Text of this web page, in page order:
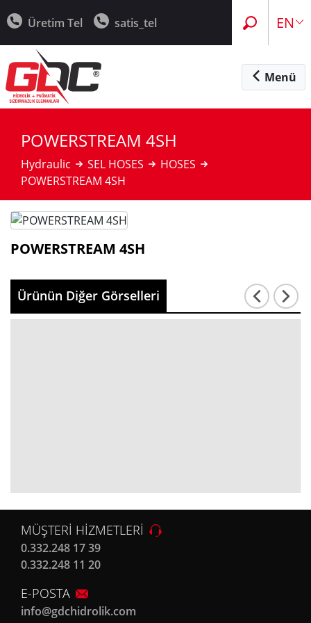
Üretim Tel satis_tel EN
TR
Menü
POWERSTREAM 4SH
Hydraulic SEL HOSES
HOSES
POWERSTREAM 4SH
POWERSTREAM 4SH
Ürünün Diğer Görselleri
MÜŞTERİ HİZMETLERİ
0.332.248 17 39
0.332.248 11 20
E-POSTA
info@gdchidrolik.com